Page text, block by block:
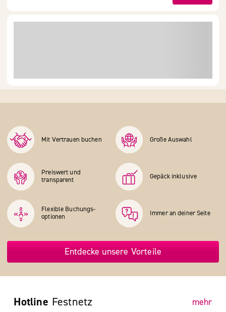
Mit Vertrauen buchen Große Auswahl
Preiswert und
transparent
Gepäck inklusive
Flexible Buchungs­
optionen
Immer an deiner Seite
Entdecke unsere Vorteile
Hotline Festnetz mehr